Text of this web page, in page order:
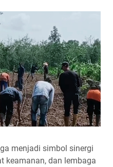
menjadi simbol sinergi
keamanan, dan lembaga